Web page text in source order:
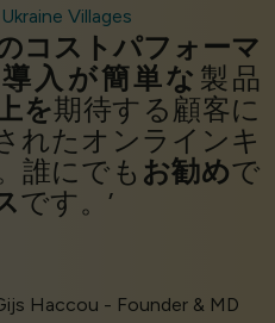
Ukraine Villages
コストパフォーマ
導入が簡単な 製品
を期待する顧客に
れたオンラインキ
誰にでも お勧めで
です。’
Haccou - Founder & MD